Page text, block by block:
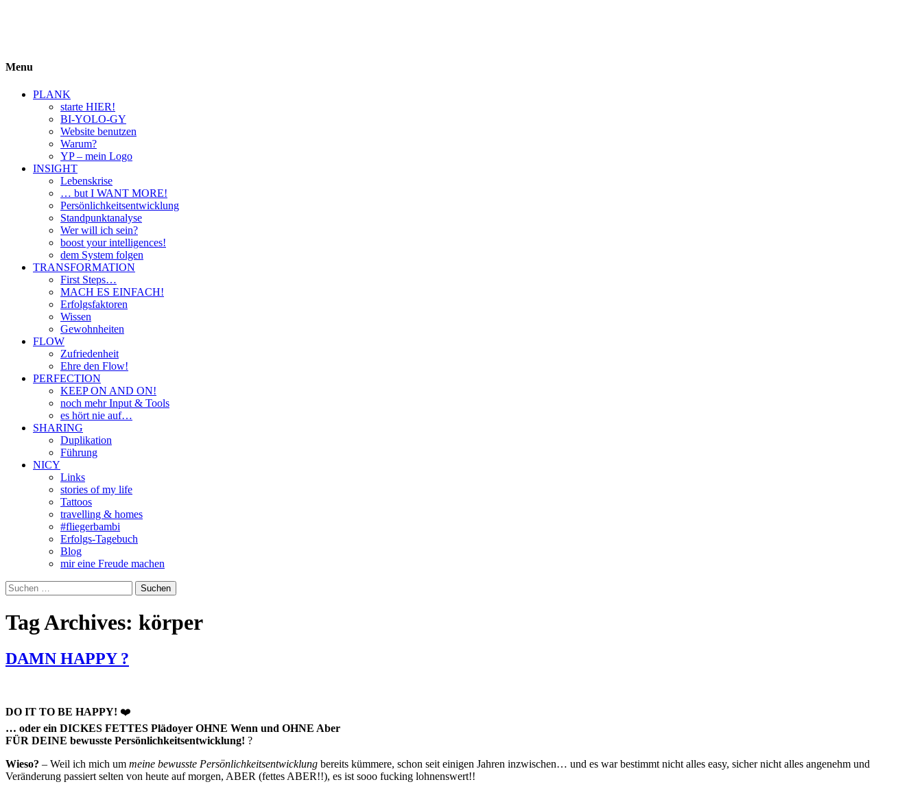
Menu
PLANK
starte HIER!
BI-YOLO-GY
Website benutzen
Warum?
YP – mein Logo
INSIGHT
Lebenskrise
… but I WANT MORE!
Persönlichkeitsentwicklung
Standpunktanalyse
Wer will ich sein?
boost your intelligences!
dem System folgen
TRANSFORMATION
First Steps…
MACH ES EINFACH!
Erfolgsfaktoren
Wissen
Gewohnheiten
FLOW
Zufriedenheit
Ehre den Flow!
PERFECTION
KEEP ON AND ON!
noch mehr Input & Tools
es hört nie auf…
SHARING
Duplikation
Führung
NICY
Links
stories of my life
Tattoos
travelling & homes
#fliegerbambi
Erfolgs-Tagebuch
Blog
mir eine Freude machen
Suchen
nach:
Tag Archives: körper
DAMN HAPPY ?
DO IT TO BE HAPPY! ❤️
… oder ein DICKES FETTES Plädoyer OHNE Wenn und OHNE Aber
FÜR DEINE bewusste Persönlichkeitsentwicklung! ?
Wieso? – Weil ich mich um meine bewusste Persönlichkeitsentwicklung bereits kümmere, schon seit einigen Jahren inzwischen… und es war bestimmt nicht alles easy, sicher nicht alles angenehm und
Veränderung passiert selten von heute auf morgen, ABER (fettes ABER!!), es ist sooo fucking lohnenswert!!